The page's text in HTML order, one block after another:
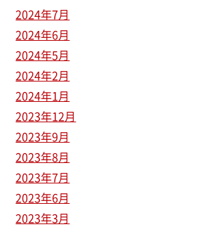
2024年7月
2024年6月
2024年5月
2024年2月
2024年1月
2023年12月
2023年9月
2023年8月
2023年7月
2023年6月
2023年3月